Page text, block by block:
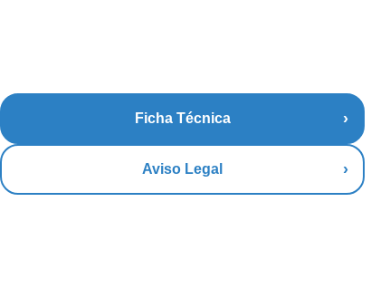
Ficha Técnica
Aviso Legal